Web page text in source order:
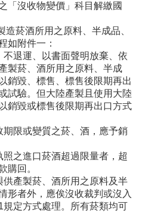
「沒收物變價」科目解繳國
菸酒所用之原料、半成品、
如附件一：
不退運、以書面聲明放棄、依
製菸、酒所用之原料、半成
銷毀、標售、標售後限期再出
試驗。但大陸產製且使用大陸
銷毀或標售後限期再出口方式
期限或變質之菸、酒，應予銷
照之進口菸酒超過限量者，超
購回。
供產製菸、酒所用之原料及半
形者外，應俟沒收裁判或沒入
定方式處理。所有菸類均可